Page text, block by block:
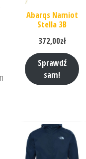
Abarqs Namiot
Stella 3B
372,00zł
Sprawdź
sam!